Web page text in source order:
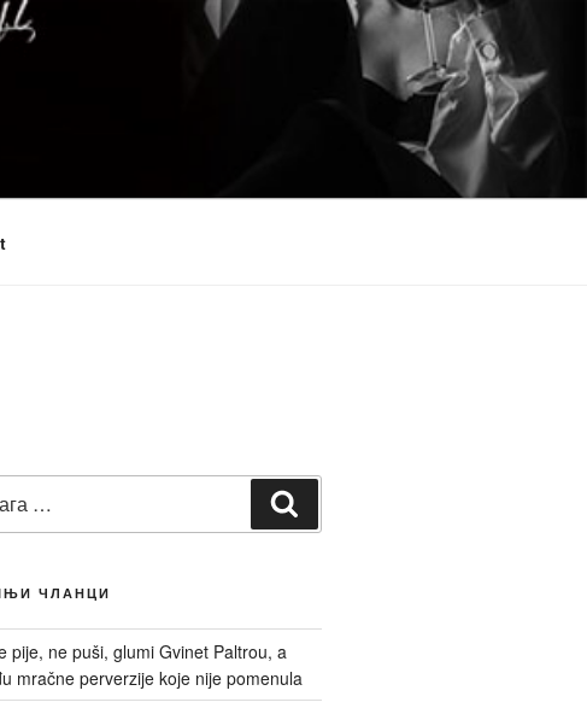
ЧЛАНЦИ
pije, ne puši, glumi Gvinet Paltrou, a
mračne perverzije koje nije pomenula